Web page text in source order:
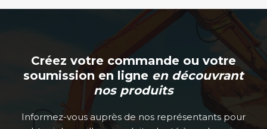
Créez votre commande ou votre
soumission en ligne en découvrant
nos produits
Informez-vous auprès de nos représentants pour